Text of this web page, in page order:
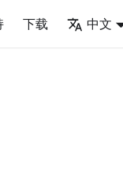
下载 中文